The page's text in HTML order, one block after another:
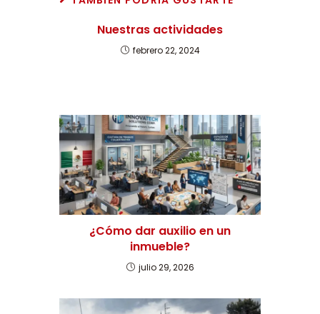
Nuestras actividades
febrero 22, 2024
¿Cómo dar auxilio en un
inmueble?
julio 29, 2026